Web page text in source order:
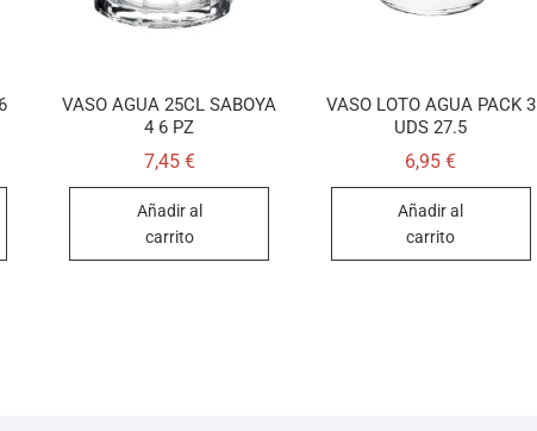
VASO AGUA 25CL SABOYA
4 6 PZ
7,45 €
Añadir al
carrito
VASO LOTO AGUA PACK 3
UDS 27.5
6,95€
Añadir al
carrito